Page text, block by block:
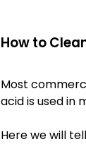
How to
Most
acid is used in
Here we will